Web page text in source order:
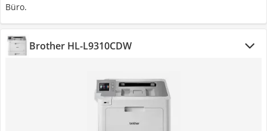
Büro.
Brother HL-L9310CDW